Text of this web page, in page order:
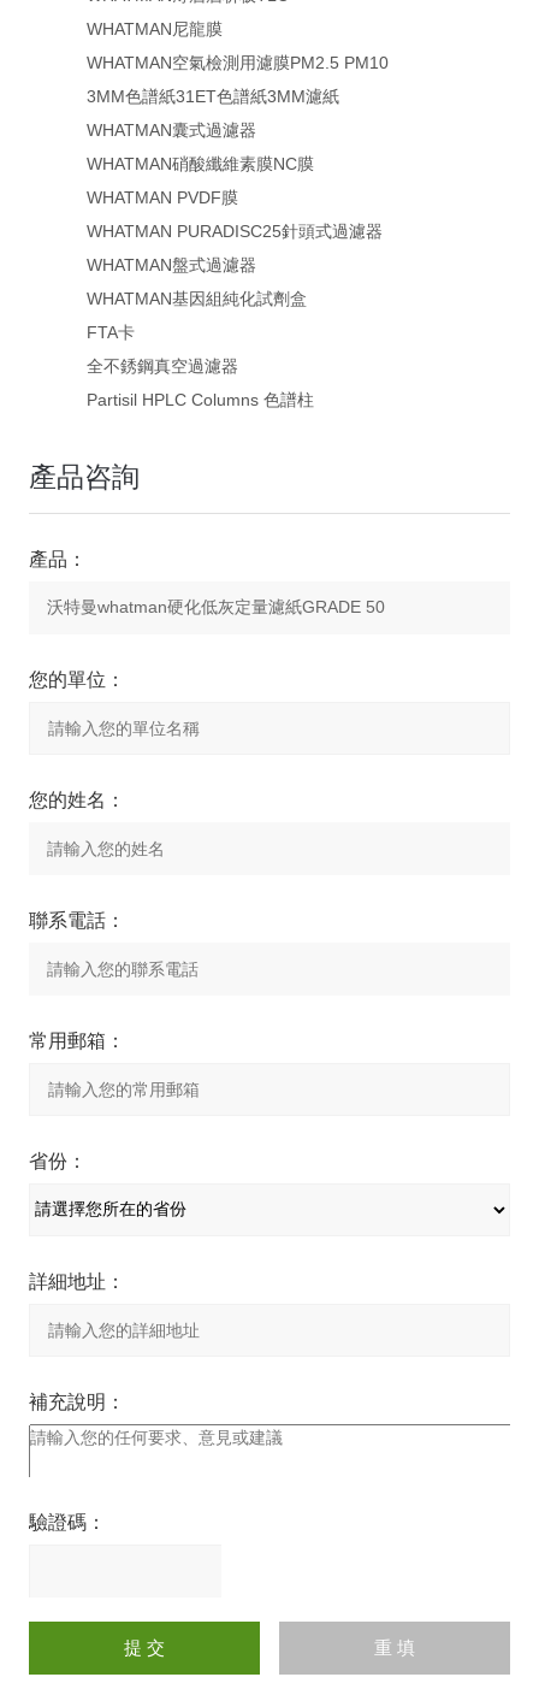
WHATMAN尼龍膜
WHATMAN空氣檢測用濾膜PM2.5 PM10
3MM色譜紙31ET色譜紙3MM濾紙
WHATMAN囊式過濾器
WHATMAN硝酸纖維素膜NC膜
WHATMAN PVDF膜
WHATMAN PURADISC25針頭式過濾器
WHATMAN盤式過濾器
WHATMAN基因組純化試劑盒
FTA卡
全不銹鋼真空過濾器
Partisil HPLC Columns 色譜柱
產品咨詢
產品：
您的單位：
您的姓名：
聯系電話：
常用郵箱：
省份：
詳細地址：
補充說明：
驗證碼：